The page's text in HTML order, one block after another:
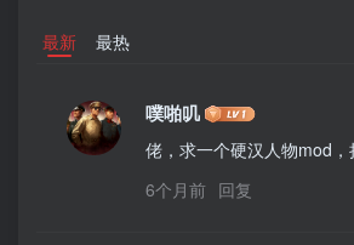
最新 最热
噗啪叽
佬，求一个硬汉人物mod
6个月前 回复